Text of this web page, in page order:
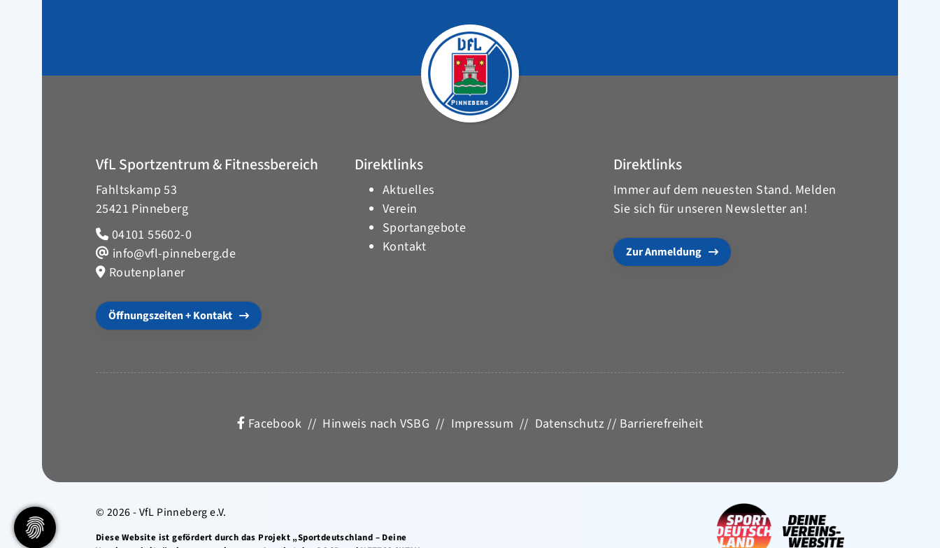
VfL Sportzentrum & Fitnessbereich
Fahltskamp 53
25421 Pinneberg
04101 55602-0
info@vfl-pinneberg.de
Routenplaner
Öffnungszeiten + Kontakt
Direktlinks
Aktuelles
Verein
Sportangebote
Kontakt
Direktlinks
Immer auf dem neuesten Stand. Melden
Sie sich für unseren Newsletter an!
Zur Anmeldung
Facebook// Hinweis nach VSBG // Impressum // Datenschutz // Barrierefreiheit
© 2026 - VfL Pinneberg e.V.
Diese Website ist gefördert durch das Projekt „Sportdeutschland – Deine